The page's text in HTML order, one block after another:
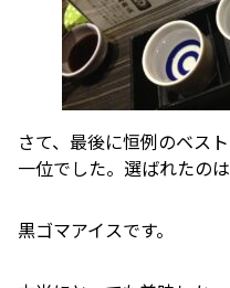
さて、最後に恒例のベス
一位でした。選ばれたの
黒ゴマアイスです。